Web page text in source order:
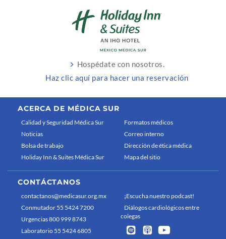
Hospédate con nosotros.
Haz clic aquí para hacer una reservación
ACERCA DE MÉDICA SUR
Calidad y Seguridad Médica Sur
Noticias
Bolsa de trabajo
Holiday Inn & Suites Médica Sur
Formatos médicos
Correo interno
Dirección de ética médica
Mapa del sitio
CONTÁCTANOS
contactanos@medicasur.org.mx
Conmutador 55 5424 7200
Urgencias 800 999 8743
Laboratorio 55 5424 6805
¡Escucha nuestro podcast!
Diálogos cardiológicos entre
colegas